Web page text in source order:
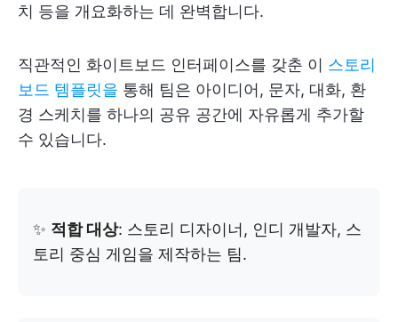
치 등을 개요화하는 데 완벽합니다.
직관적인 화이트보드 인터페이스를 갖춘 이 스토리
보드 템플릿을 통해 팀은 아이디어, 문자, 대화, 환
경 스케치를 하나의 공유 공간에 자유롭게 추가할
수 있습니다.
✨ 적합 대상: 스토리 디자이너, 인디 개발자, 스
토리 중심 게임을 제작하는 팀.